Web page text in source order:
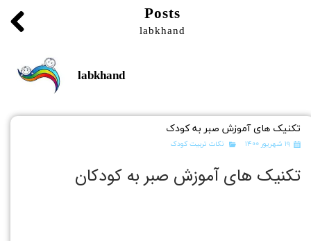
Posts
labkhand
labkhand
تکنیک های آموزش صبر به کودک
۱۹ شهریور ۱۴۰۰ نکات تربیت کودک
تکنیک های آموزش صبر به کودکان